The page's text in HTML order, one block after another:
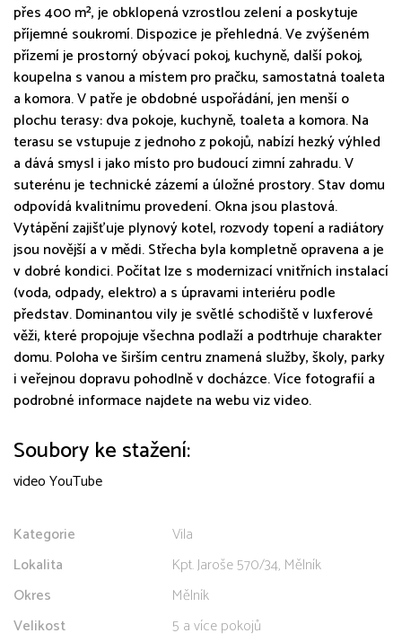
přes 400 m², je obklopená vzrostlou zelení a poskytuje
příjemné soukromí. Dispozice je přehledná. Ve zvýšeném
přízemí je prostorný obývací pokoj, kuchyně, další pokoj,
koupelna s vanou a místem pro pračku, samostatná toaleta
a komora. V patře je obdobné uspořádání, jen menší o
plochu terasy: dva pokoje, kuchyně, toaleta a komora. Na
terasu se vstupuje z jednoho z pokojů, nabízí hezký výhled
a dává smysl i jako místo pro budoucí zimní zahradu. V
suterénu je technické zázemí a úložné prostory. Stav domu
odpovídá kvalitnímu provedení. Okna jsou plastová.
Vytápění zajišťuje plynový kotel, rozvody topení a radiátory
jsou novější a v mědi. Střecha byla kompletně opravena a je
v dobré kondici. Počítat lze s modernizací vnitřních instalací
(voda, odpady, elektro) a s úpravami interiéru podle
představ. Dominantou vily je světlé schodiště v luxferové
věži, které propojuje všechna podlaží a podtrhuje charakter
domu. Poloha ve širším centru znamená služby, školy, parky
i veřejnou dopravu pohodlně v docházce. Více fotografií a
podrobné informace najdete na webu viz video.
Soubory ke stažení:
video YouTube
Kategorie
Vila
Lokalita
Kpt. Jaroše 570/34, Mělník
Okres
Mělník
Velikost
5 a více pokojů